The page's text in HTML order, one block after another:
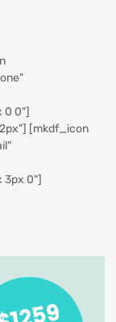
0 0"]
[mkdf_icon
3px 0"]